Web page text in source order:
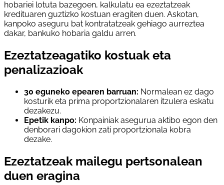
hobariei lotuta bazegoen, kalkulatu ea ezeztatzeak
kredituaren guztizko kostuan eragiten duen. Askotan,
kanpoko aseguru bat kontratatzeak gehiago aurreztea
dakar, bankuko hobaria galdu arren.
Ezeztatzeagatiko kostuak eta
penalizazioak
30 eguneko epearen barruan: Normalean ez dago
kosturik eta prima proportzionalaren itzulera eskatu
dezakezu.
Epetik kanpo: Konpainiak asegurua aktibo egon den
denborari dagokion zati proportzionala kobra
dezake.
Ezeztatzeak mailegu pertsonalean
duen eragina